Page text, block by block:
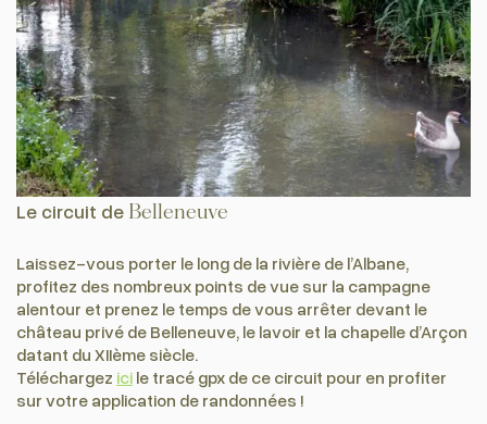
Le circuit de Belleneuve
Laissez-vous porter le long de la rivière de l’Albane,
profitez des nombreux points de vue sur la campagne
alentour et prenez le temps de vous arrêter devant le
château privé de Belleneuve, le lavoir et la chapelle d’Arçon
datant du XIIème siècle.
Téléchargez ici le tracé gpx de ce circuit pour en profiter
sur votre application de randonnées !